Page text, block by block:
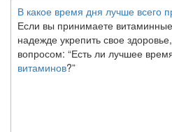
Если вы принимаете
надежде укрепить свое
вопросом: “Есть ли лучшее
витаминов ?”